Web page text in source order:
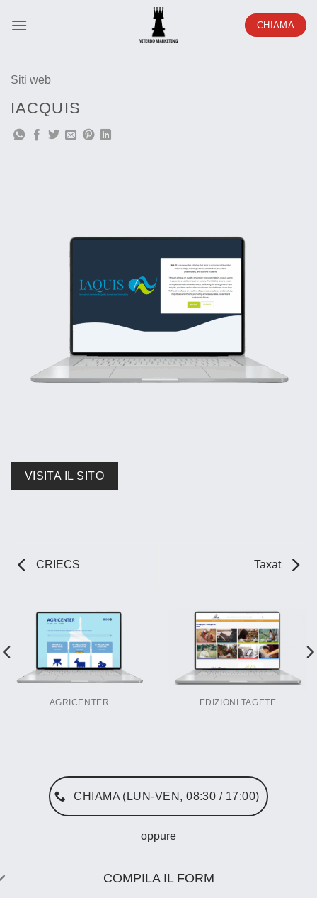
CHIAMA
Siti web
IACQUIS
VISITA IL SITO
CRIECS Taxat
AGRICENTER EDIZIONI TAGETE
CHIAMA (LUN-VEN, 08:30 / 17:00)
oppure
COMPILA IL FORM